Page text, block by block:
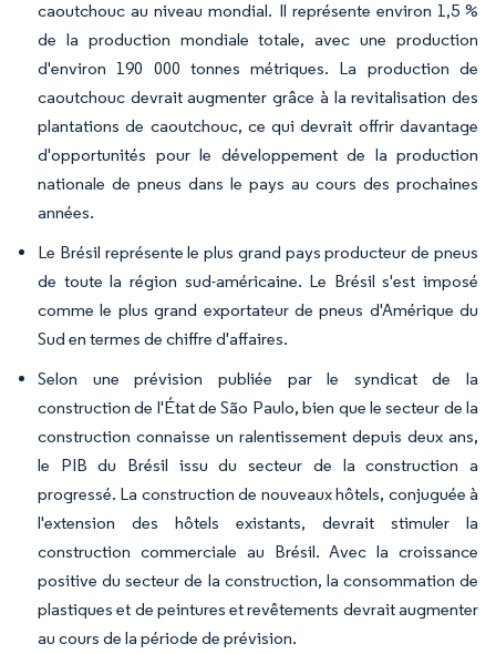
caoutchouc au niveau mondial. Il représente environ 1,5 %
de la production mondiale totale, avec une production
d'environ 190 000 tonnes métriques. La production de
caoutchouc devrait augmenter grâce à la revitalisation des
plantations de caoutchouc, ce qui devrait offrir davantage
d'opportunités pour le développement de la production
nationale de pneus dans le pays au cours des prochaines
années.
Le Brésil représente le plus grand pays producteur de pneus
de toute la région sud-américaine. Le Brésil s'est imposé
comme le plus grand exportateur de pneus d'Amérique du
Sud en termes de chiffre d'affaires.
Selon une prévision publiée par le syndicat de la
construction de l'État de São Paulo, bien que le secteur de la
construction connaisse un ralentissement depuis deux ans,
le PIB du Brésil issu du secteur de la construction a
progressé. La construction de nouveaux hôtels, conjuguée à
l'extension des hôtels existants, devrait stimuler la
construction commerciale au Brésil. Avec la croissance
positive du secteur de la construction, la consommation de
plastiques et de peintures et revêtements devrait augmenter
au cours de la période de prévision.